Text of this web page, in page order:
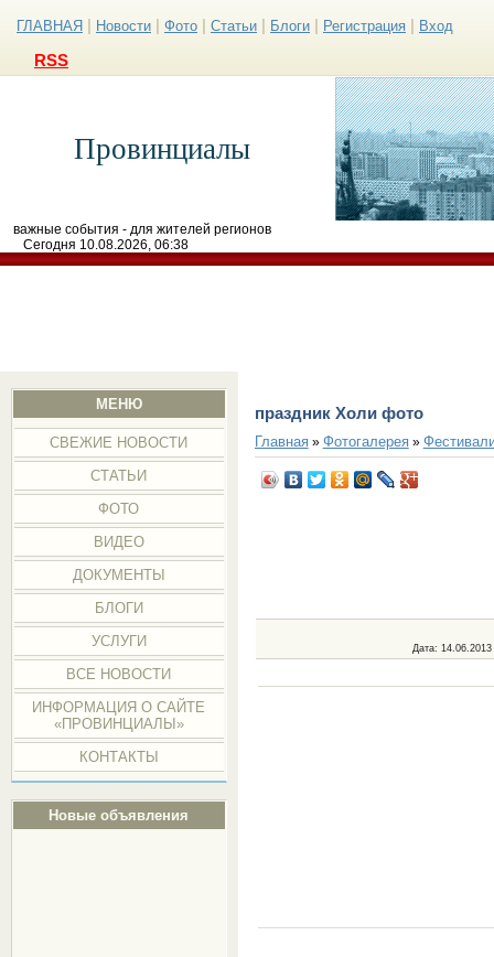
ГЛАВНАЯ Новости Фото Статьи Блоги Регистрация Вход
RSS
Провинциалы
важные события - для жителей регионов
Сегодня 10.08.2026, 06:38
МЕНЮ
СВЕЖИЕ НОВОСТИ
СТАТЬИ
ФОТО
ВИДЕО
ДОКУМЕНТЫ
БЛОГИ
УСЛУГИ
ВСЕ НОВОСТИ
ИНФОРМАЦИЯ О САЙТЕ
«ПРОВИНЦИАЛЫ»
КОНТАКТЫ
Новые объявления
праздник Холи фото
Главная» Фотогалерея»
Дата: